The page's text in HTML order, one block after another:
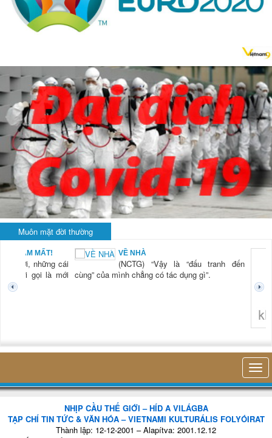
Muôn mặt đời thường
NAM MẤT!
“Xời, những cái
mới gọi là mới
VỀ NHÀ
(NCTG) “Vậy là “đấu tranh đến
cùng” của mình chẳng có tác dụng gì”.
NHỊP CẦU THẾ GIỚI – HÍD A VILÁGBA
TẠP CHÍ TIN TỨC & VĂN HÓA – VIETNAMI KULTURÁLIS FOLYÓIRAT
Thành lập: 12-12-2001 – Alapítva: 2001.12.12